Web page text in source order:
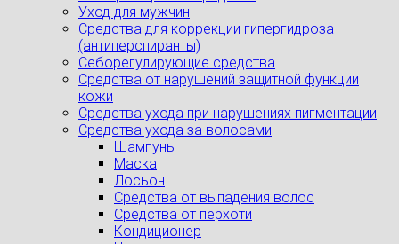
Уход для мужчин
Средства для коррекции гипергидроза
(антиперспиранты)
Себорегулирующие средства
Средства от нарушений защитной функции
кожи
Средства ухода при нарушениях пигментации
Средства ухода за волосами
Шампунь
Маска
Лосьон
Средства от выпадения волос
Средства от перхоти
Кондиционер